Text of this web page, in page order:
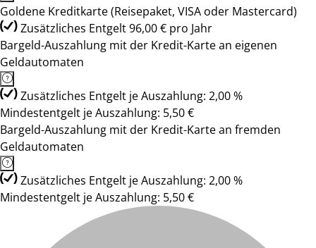
Goldene Kreditkarte (Reisepaket, VISA oder Mastercard)
Zusätzliches Entgelt 96,00 € pro Jahr
Bargeld-Auszahlung mit der Kredit-Karte an eigenen
Geldautomaten
Zusätzliches Entgelt je Auszahlung: 2,00 %
Mindestentgelt je Auszahlung: 5,50 €
Bargeld-Auszahlung mit der Kredit-Karte an fremden
Geldautomaten
Zusätzliches Entgelt je Auszahlung: 2,00 %
Mindestentgelt je Auszahlung: 5,50 €